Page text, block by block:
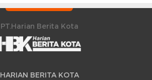
PT.Harian Berita Kota
HARIAN BERITA KOTA